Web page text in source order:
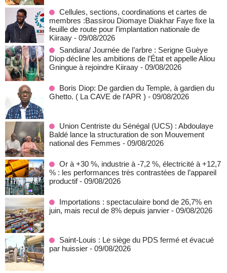
Cellules, sections, coordinations et cartes de
membres :Bassirou Diomaye Diakhar Faye fixe la
feuille de route pour l’implantation nationale de
Kiiraay - 09/08/2026
Sandiara/ Journée de l’arbre : Serigne Guèye
Diop décline les ambitions de l’État et appelle Aliou
Gningue à rejoindre Kiiraay - 09/08/2026
Boris Diop: De gardien du Temple, à gardien du
Ghetto. ( La CAVE de l’APR ) - 09/08/2026
Union Centriste du Sénégal (UCS) : Abdoulaye
Baldé lance la structuration de son Mouvement
national des Femmes - 09/08/2026
Or à +30 %, industrie à -7,2 %, électricité à +12,7
% : les performances très contrastées de l’appareil
productif - 09/08/2026
Importations : spectaculaire bond de 26,7% en
juin, mais recul de 8% depuis janvier - 09/08/2026
Saint-Louis : Le siège du PDS fermé et évacué
par huissier - 09/08/2026